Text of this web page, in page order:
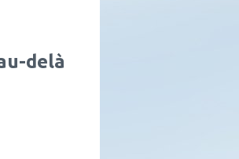
delà